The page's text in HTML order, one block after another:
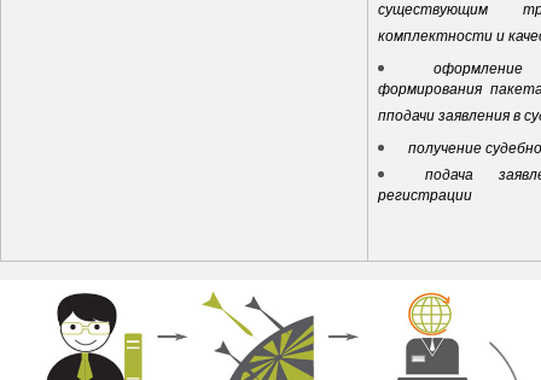
существующим
комплектности и
формирования
пподачи заявления в
получение
подача
регистрации